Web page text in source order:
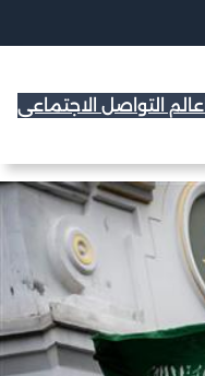
عالم التواصل الاجتماعي